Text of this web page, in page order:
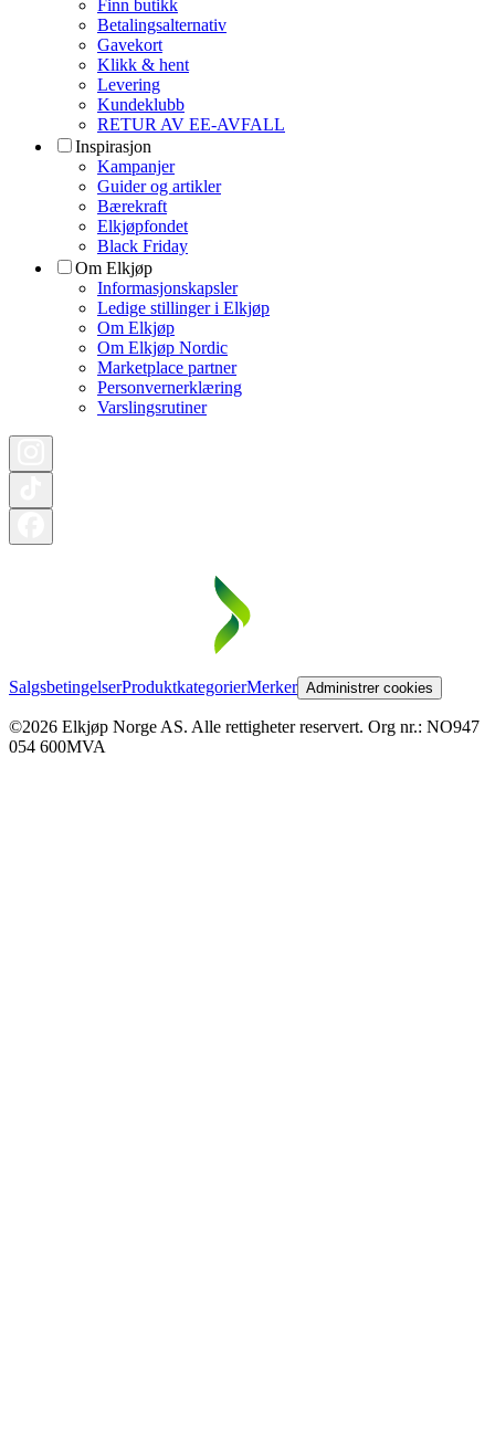
Finn butikk
Betalingsalternativ
Gavekort
Klikk & hent
Levering
Kundeklubb
RETUR AV EE-AVFALL
Inspirasjon
Kampanjer
Guider og artikler
Bærekraft
Elkjøpfondet
Black Friday
Om Elkjøp
Informasjonskapsler
Ledige stillinger i Elkjøp
Om Elkjøp
Om Elkjøp Nordic
Marketplace partner
Personvernerklæring
Varslingsrutiner
SalgsbetingelserProduktkategorierMerker Administrer cookies
©2026 Elkjøp Norge AS. Alle rettigheter reservert. Org nr.: NO947
054 600MVA